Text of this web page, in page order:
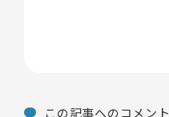
この記事へのコメント